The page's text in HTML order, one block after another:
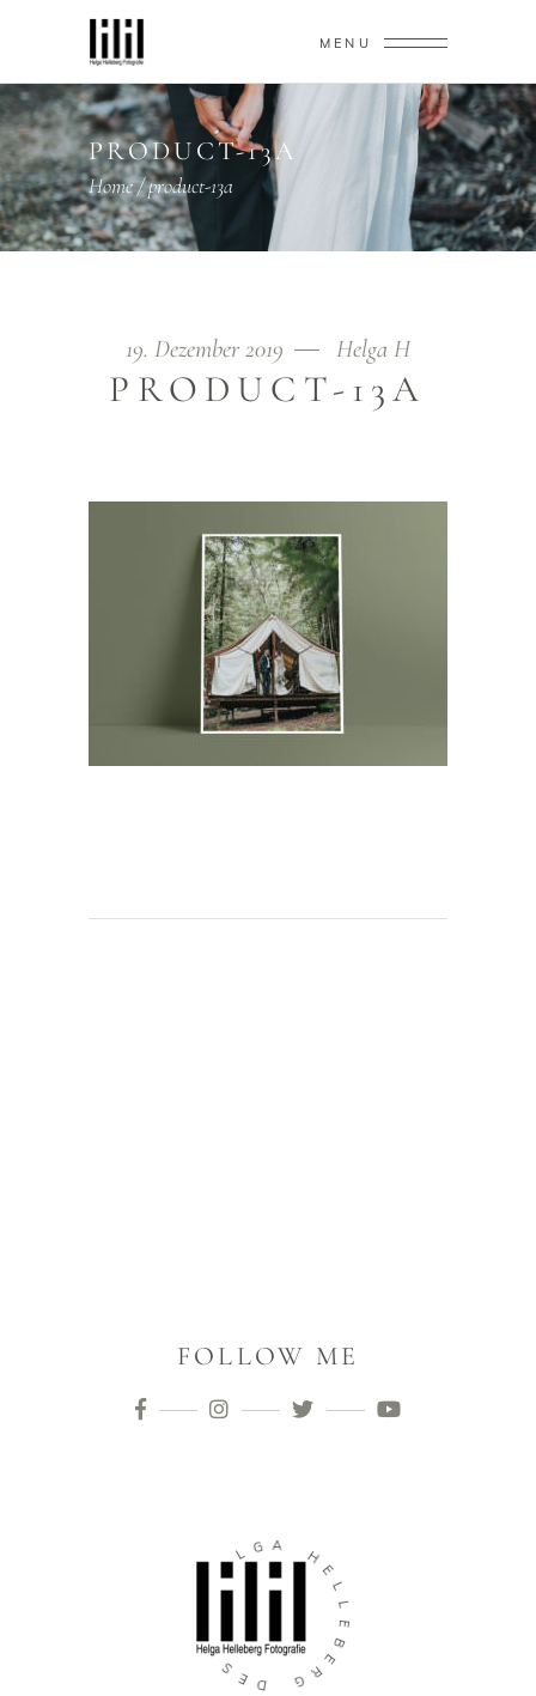
MENU
PRODUCT-13A
Home/product-13a
19. Dezember 2019 Helga H
PRODUCT-13A
FOLLOW ME
H
E
L G A
H
E
L
L
E
B
E
R
G
D
E
S
I